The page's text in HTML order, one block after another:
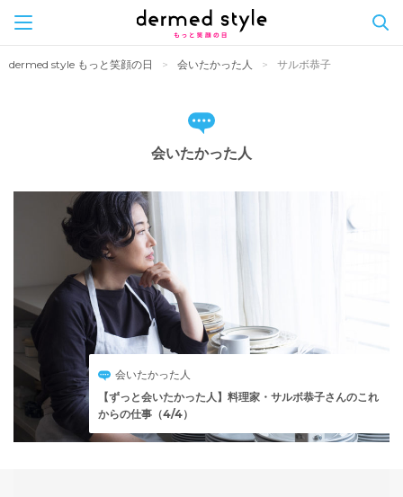
dermed style もっと笑顔の日 会いたかった人 サルボ恭子
会いたかった人
会いたかった人
【ずっと会いたかった人】料理家・サルボ恭子さんのこれ
からの仕事（4/4）